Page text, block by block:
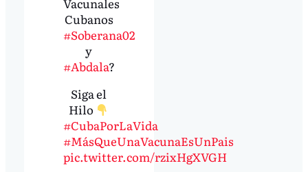
Cubanos
#Soberana02
y
#Abdala?
Siga el
Hilo
#CubaPorLaVida
#MásQueUnaVacunaEsUnPais
pic.twitter.com/rzixHgXVGH